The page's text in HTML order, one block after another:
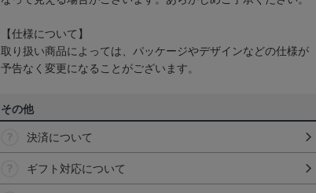
【仕様について】
取り扱い商品によっては、パッケージやデザインなどの仕様が
予告なく変更になることがございます。
その他
決済について
ギフト対応について